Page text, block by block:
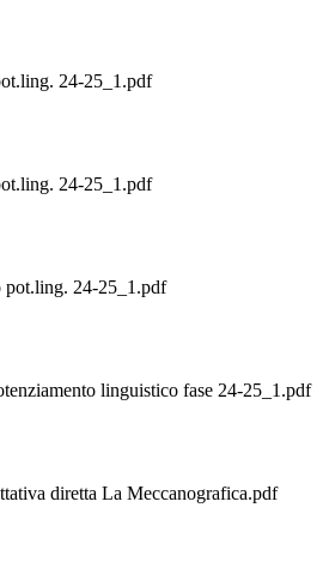
24-25_1.pdf
24-25_1.pdf
pot.ling. 24-25_1.pdf
linguistico fase 24-25_1.pdf
diretta La Meccanografica.pdf